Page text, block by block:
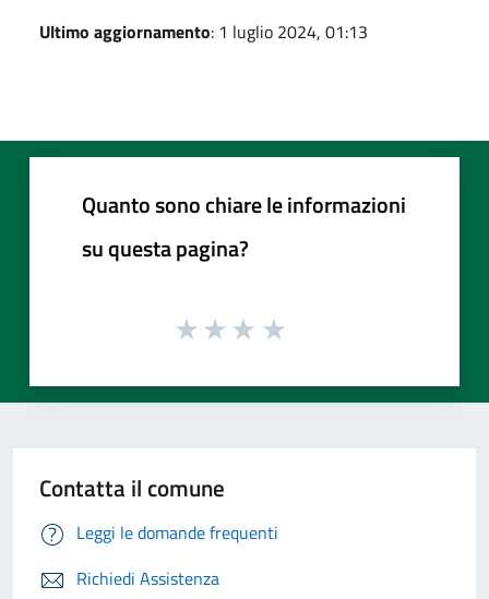
Ultimo aggiornamento: 1 luglio 2024, 01:13
Quanto sono chiare le informazioni
su questa pagina?
Contatta il comune
Leggi le domande frequenti
Richiedi Assistenza